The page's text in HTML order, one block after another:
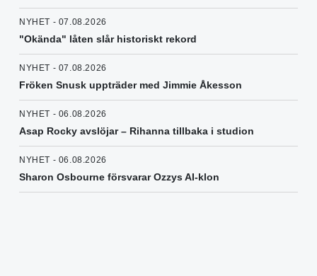
NYHET - 07.08.2026
"Okända" låten slår historiskt rekord
NYHET - 07.08.2026
Fröken Snusk uppträder med Jimmie Åkesson
NYHET - 06.08.2026
Asap Rocky avslöjar – Rihanna tillbaka i studion
NYHET - 06.08.2026
Sharon Osbourne försvarar Ozzys AI-klon